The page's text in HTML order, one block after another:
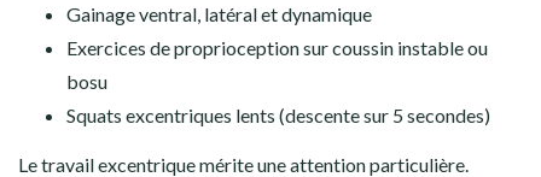
Gainage ventral, latéral et dynamique
Exercices de proprioception sur coussin instable ou
bosu
Squats excentriques lents (descente sur 5 secondes)
Le travail excentrique mérite une attention particulière.